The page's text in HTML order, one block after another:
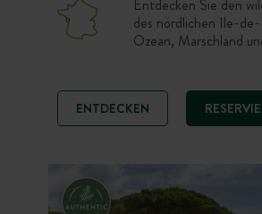
Entdecken Sie den
des nördlichen Ile-
Ozean, Marschland
Liebhaber finden in
Zeltunterkünften und
den perfekten Ort für
kleines geheimes
Spitze der Ile de Ré!
ENTDECKEN